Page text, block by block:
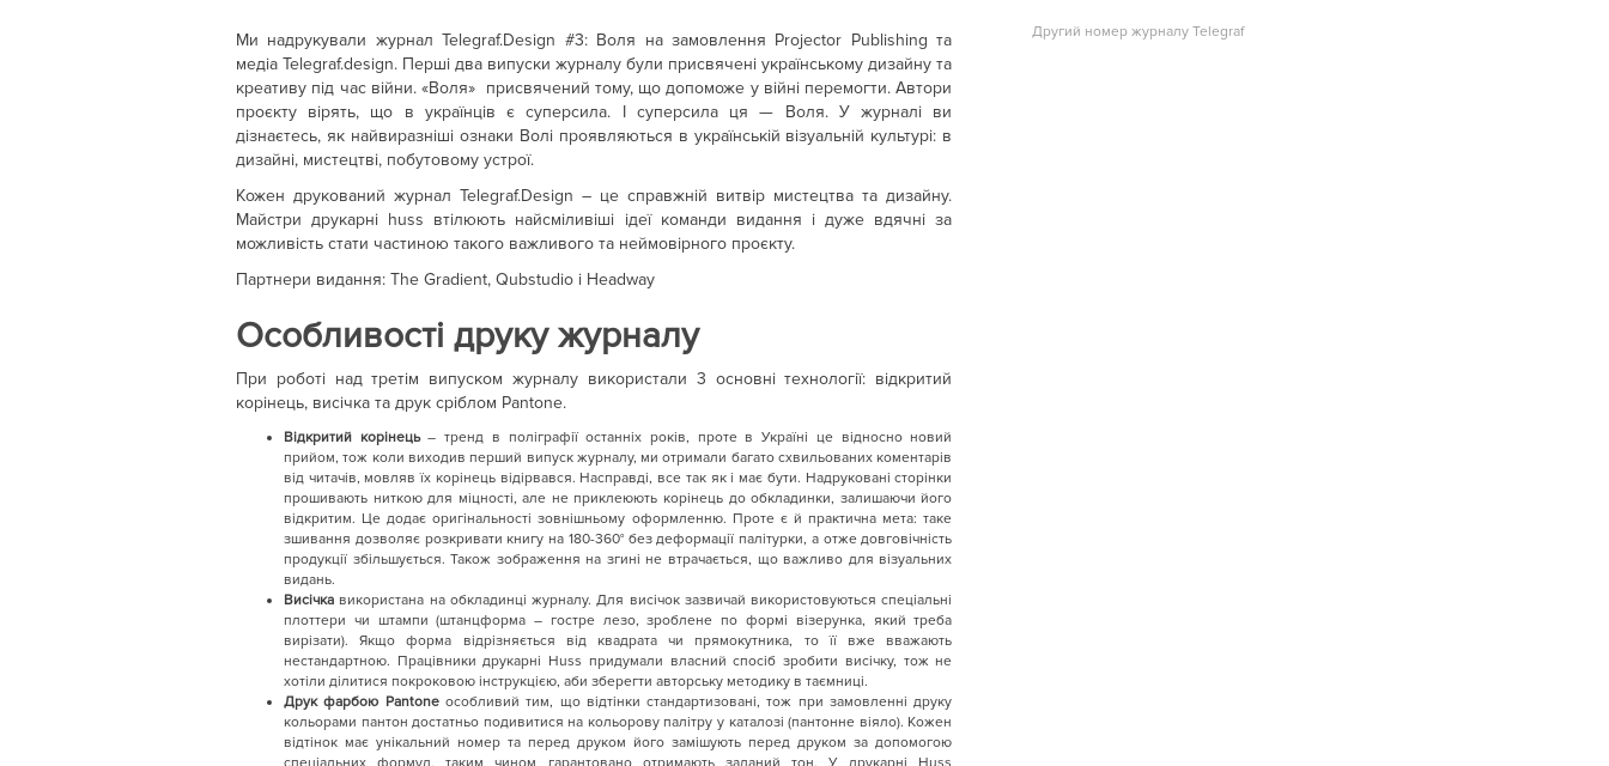
Ми надрукували журнал Telegraf.Design #3: Воля на замовлення Projector Publishing та
медіа Telegraf.design. Перші два випуски журналу були присвячені українському дизайну та
креативу під час війни. «Воля» присвячений тому, що допоможе у війні перемогти. Автори
проєкту вірять, що в українців є суперсила. І суперсила ця — Воля. У журналі ви
дізнаєтесь, як найвиразніші ознаки Волі проявляються в українській візуальній культурі: в
дизайні, мистецтві, побутовому устрої.
Кожен друкований журнал Telegraf.Design – це справжній витвір мистецтва та дизайну.
Майстри друкарні huss втілюють найсміливіші ідеї команди видання і дуже вдячні за
можливість стати частиною такого важливого та неймовірного проєкту.
Партнери видання: The Gradient, Qubstudio і Headway
Особливості друку журналу
При роботі над третім випуском журналу використали 3 основні технології: відкритий
корінець, висічка та друк сріблом Pantone.
Відкритий корінець– тренд в поліграфії останніх років, проте в Україні це відносно новий
прийом, тож коли виходив перший випуск журналу, ми отримали багато схвильованих коментарів
від читачів, мовляв їх корінець відірвався. Насправді, все так як і має бути. Надруковані сторінки
прошивають ниткою для міцності, але не приклеюють корінець до обкладинки, залишаючи його
відкритим. Це додає оригінальності зовнішньому оформленню. Проте є й практична мета: таке
зшивання дозволяє розкривати книгу на 180-360° без деформації палітурки, а отже довговічність
продукції збільшується. Також зображення на згині не втрачається, що важливо для візуальних
видань.
Висічка використана на обкладинці журналу. Для висічок зазвичай використовуються спеціальні
плоттери чи штампи (штанцформа – гостре лезо, зроблене по формі візерунка, який треба
вирізати). Якщо форма відрізняється від квадрата чи прямокутника, то її вже вважають
нестандартною. Працівники друкарні Huss придумали власний спосіб зробити висічку, тож не
хотіли ділитися покроковою інструкцією, аби зберегти авторську методику в таємниці.
Друк фарбою Pantoneособливий тим, що відтінки стандартизовані, тож при замовленні друку
кольорами пантон достатньо подивитися на кольорову палітру у каталозі (пантонне віяло). Кожен
відтінок має унікальний номер та перед друком його замішують перед друком за допомогою
Другий номер журналу Telegraf